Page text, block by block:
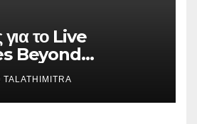
για το Live
Beyond
που Στέκουν
TALATHIMITRA